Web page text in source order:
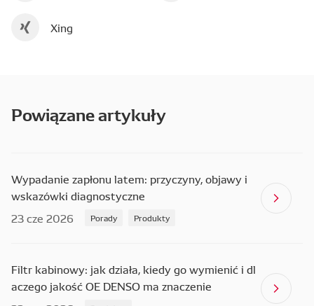
Xing
Powiązane artykuły
Wypadanie zapłonu latem: przyczyny, objawy i
wskazówki diagnostyczne
23 cze 2026
Porady Produkty
Filtr kabinowy: jak działa, kiedy go wymienić i dl
aczego jakość OE DENSO ma znaczenie